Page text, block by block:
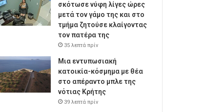
σκότωσε νύφη λίγες ώρες
μετά τον γάμο της και στο
τμήμα ζητούσε κλαίγοντας
τον πατέρα της
35 λεπτά πρίν
Μια εντυπωσιακή
κατοικία-κόσμημα με θέα
στο απέραντο μπλε της
νότιας Κρήτης
39 λεπτά πρίν